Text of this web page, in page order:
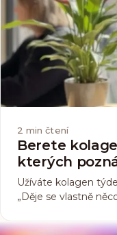
2 min čtení
Berete
kterých
Užíváte kolagen
„Děje se vlastně
na co se zaměřit,